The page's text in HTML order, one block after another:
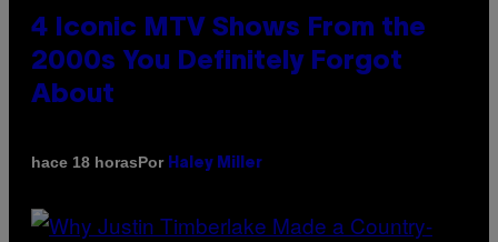
4 Iconic MTV Shows From the
2000s You Definitely Forgot
About
hace 18 horasPor Haley Miller